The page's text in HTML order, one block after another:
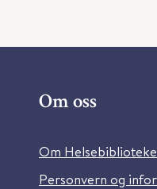
Om oss
Om
Personvern og